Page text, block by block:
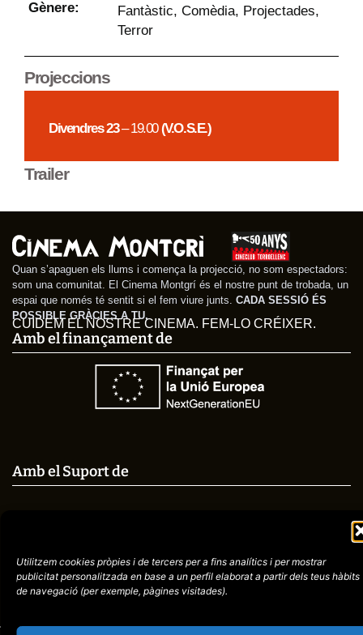
Utilitzem cookies pròpies i de tercers per a fins analítics i per mostrar
publicitatpersonalitzada en base a un perfil elaborat a partir dels teus hàbits
de navegació (perexemple, pàgines visitades).
Gènere:
Fantàstic, Comèdia, Projectades,
Terror
Projeccions
Divendres 23– 19.00(V.O.S.E.)
Trailer
Quan s’apaguen els llums i comença la projecció, no som espectadors:
som una comunitat. El Cinema Montgrí és el nostre punt de trobada, un
espai que només té sentit si el fem viure junts. CADA SESSIÓ ÉS
POSSIBLE GRÀCIES A TU.
CUIDEM EL NOSTRE CINEMA. FEM-LO CRÉIXER.
Amb el finançament de
Amb el Suport de
Avís
legal
Política de
Privacitat
972758396